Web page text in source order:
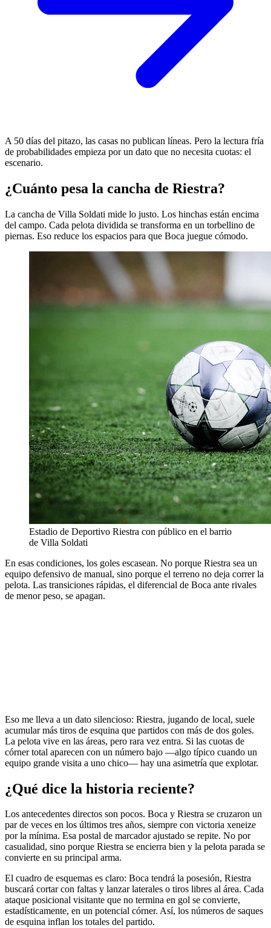
A 50 días del pitazo, las casas no publican líneas. Pero la lectura fría
de probabilidades empieza por un dato que no necesita cuotas: el
escenario.
¿Cuánto pesa la cancha de Riestra?
La cancha de Villa Soldati mide lo justo. Los hinchas están encima
del campo. Cada pelota dividida se transforma en un torbellino de
piernas. Eso reduce los espacios para que Boca juegue cómodo.
Estadio de Deportivo Riestra con público en el barrio
de Villa Soldati
En esas condiciones, los goles escasean. No porque Riestra sea un
equipo defensivo de manual, sino porque el terreno no deja correr la
pelota. Las transiciones rápidas, el diferencial de Boca ante rivales
de menor peso, se apagan.
Eso me lleva a un dato silencioso: Riestra, jugando de local, suele
acumular más tiros de esquina que partidos con más de dos goles.
La pelota vive en las áreas, pero rara vez entra. Si las cuotas de
córner total aparecen con un número bajo —algo típico cuando un
equipo grande visita a uno chico— hay una asimetría que explotar.
¿Qué dice la historia reciente?
Los antecedentes directos son pocos. Boca y Riestra se cruzaron un
par de veces en los últimos tres años, siempre con victoria xeneize
por la mínima. Esa postal de marcador ajustado se repite. No por
casualidad, sino porque Riestra se encierra bien y la pelota parada se
convierte en su principal arma.
El cuadro de esquemas es claro: Boca tendrá la posesión, Riestra
buscará cortar con faltas y lanzar laterales o tiros libres al área. Cada
ataque posicional visitante que no termina en gol se convierte,
estadísticamente, en un potencial córner. Así, los números de saques
de esquina inflan los totales del partido.